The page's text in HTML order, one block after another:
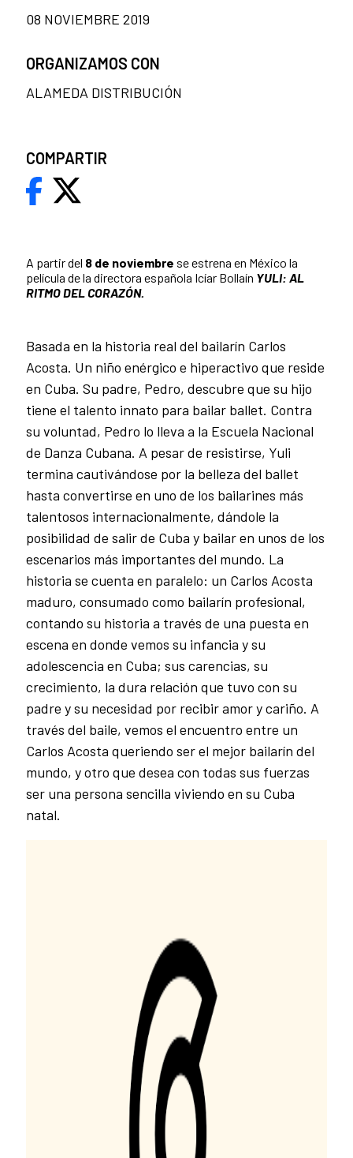
A partir del 8 de noviembre se estrena en México la
película de la directora española Icíar Bollaín YULI: AL
RITMO DEL CORAZÓN.
Basada en la historia real del bailarín Carlos
Acosta. Un niño enérgico e hiperactivo que reside
en Cuba. Su padre, Pedro, descubre que su hijo
tiene el talento innato para bailar ballet. Contra
su voluntad, Pedro lo lleva a la Escuela Nacional
de Danza Cubana. A pesar de resistirse, Yuli
termina cautivándose por la belleza del ballet
hasta convertirse en uno de los bailarines más
talentosos internacionalmente, dándole la
posibilidad de salir de Cuba y bailar en unos de los
escenarios más importantes del mundo. La
historia se cuenta en paralelo: un Carlos Acosta
maduro, consumado como bailarín profesional,
contando su historia a través de una puesta en
escena en donde vemos su infancia y su
adolescencia en Cuba; sus carencias, su
crecimiento, la dura relación que tuvo con su
padre y su necesidad por recibir amor y cariño. A
través del baile, vemos el encuentro entre un
Carlos Acosta queriendo ser el mejor bailarín del
mundo, y otro que desea con todas sus fuerzas
ser una persona sencilla viviendo en su Cuba
natal.
08 NOVIEMBRE 2019
ORGANIZAMOS CON
ALAMEDA DISTRIBUCIÓN
COMPARTIR